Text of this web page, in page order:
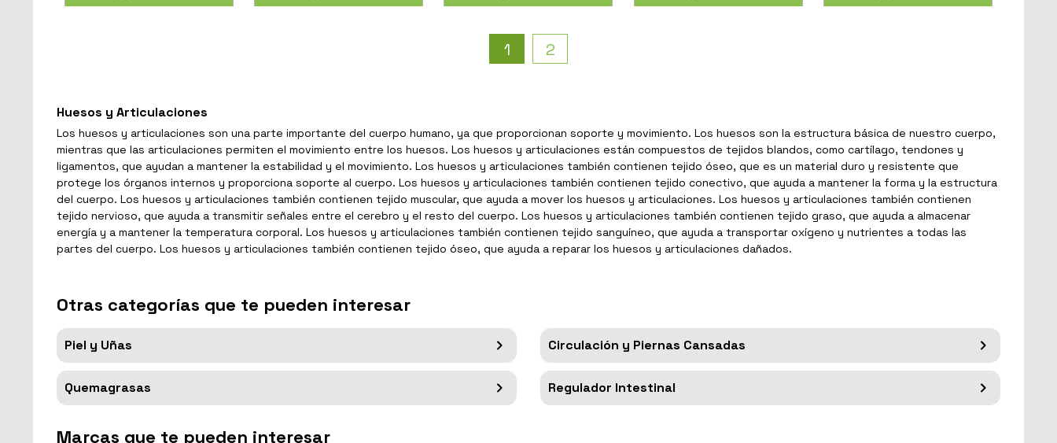
1 2
Huesos y Articulaciones
Los huesos y articulaciones son una parte importante del cuerpo humano, ya que proporcionan soporte y movimiento. Los huesos son la estructura básica de nuestro cuerpo,
mientras que las articulaciones permiten el movimiento entre los huesos. Los huesos y articulaciones están compuestos de tejidos blandos, como cartílago, tendones y
ligamentos, que ayudan a mantener la estabilidad y el movimiento. Los huesos y articulaciones también contienen tejido óseo, que es un material duro y resistente que
protege los órganos internos y proporciona soporte al cuerpo. Los huesos y articulaciones también contienen tejido conectivo, que ayuda a mantener la forma y la estructura
del cuerpo. Los huesos y articulaciones también contienen tejido muscular, que ayuda a mover los huesos y articulaciones. Los huesos y articulaciones también contienen
tejido nervioso, que ayuda a transmitir señales entre el cerebro y el resto del cuerpo. Los huesos y articulaciones también contienen tejido graso, que ayuda a almacenar
energía y a mantener la temperatura corporal. Los huesos y articulaciones también contienen tejido sanguíneo, que ayuda a transportar oxígeno y nutrientes a todas las
partes del cuerpo. Los huesos y articulaciones también contienen tejido óseo, que ayuda a reparar los huesos y articulaciones dañados.
Otras categorías que te pueden interesar
Piel y Uñas Circulación y Piernas Cansadas
Quemagrasas Regulador Intestinal
Marcas que te pueden interesar